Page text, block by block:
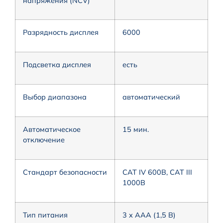
Разрядность дисплея 6000
Подсветка дисплея есть
Выбор диапазона автоматический
Автоматическое
отключение
15 мин.
Стандарт безопасности
CAT IV 600В, CAT III
1000В
Тип питания 3 х ААА (1,5 В)